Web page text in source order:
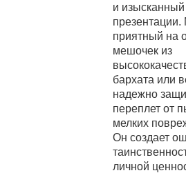
и
презентации.
приятный на
мешочек из
бархата или
надежно
переплет от
мелких
Он создает
личной